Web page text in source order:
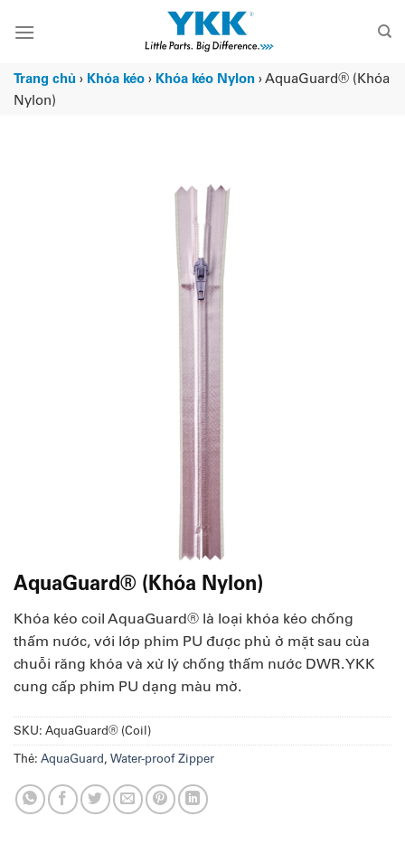
đến
dung
Trang chủ › Khóa kéo› Khóa kéo Nylon›AquaGuard® (Khóa
Nylon)
AquaGuard® (Khóa Nylon)
Khóa kéo coil AquaGuard® là loại khóa kéo chống
thấm nước, với lớp phim PU được phủ ở mặt sau của
chuỗi răng khóa và xử lý chống thấm nước DWR. YKK
cung cấp phim PU dạng màu mờ.
SKU: AquaGuard® (Coil)
Thẻ: AquaGuard, Water-proof Zipper